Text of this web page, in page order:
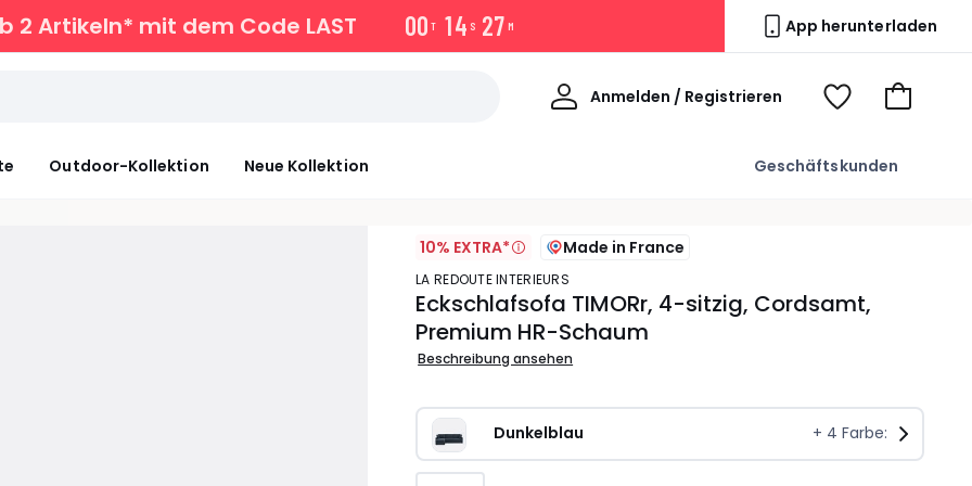
2 Artikeln* mit dem Code LAST 00 T 14 S 27 M App herunterladen
Outdoor-Kollektion Neue Kollektion Geschäftskunden
Anmelden / Registrieren
Willkommen
Voir
Zum
10% EXTRA* Made in France
LA REDOUTE INTERIEURS
Eckschlafsofa TIMORr, 4-sitzig, Cordsamt,
Premium HR-Schaum
Beschreibung ansehen
Dunkelblau + 4 Farbe: